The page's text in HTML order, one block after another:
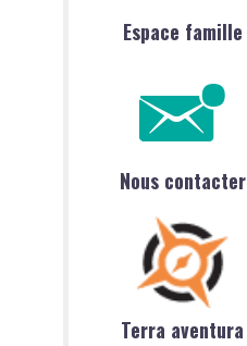
Espace famille
Nous contacter
Terra aventura